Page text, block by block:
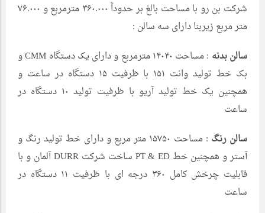
شرکت بن رو با مساحت بالغ بر حدوداً ۳۶۰.۰۰۰ مترمربع و ۷۶.۰۰۰
متر مربع زیربنا دارای سه سالن :
سالن بدنه
: مساحت ۱۴۰۴۰ مترمربع و دارای یک دستگاه CMM و
بک خط تولید وانت ۱۵۱ با ظرفیت ۱۵ دستگاه در ساعت و
همچنین یک خط تولید آریو با ظرفیت تولید ۱۰ دستگاه در
ساعت
سالن رنگ
: مساحت ۱۵۷۵۰ متر مربع و دارای خط تولید رنگ و
آستر و همچنین خط PT & ED ساخت شرکت DURR آلمان و با
قابلیت چرخش کامل ۳۶۰ درجه ای با ظرفیت ۱۱ دستگاه در
ساعت